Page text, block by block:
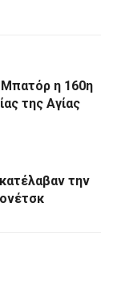
Μπατόρ η 160η
της Αγίας
την